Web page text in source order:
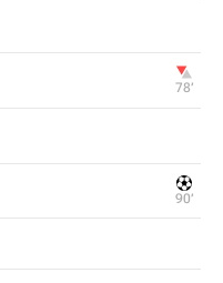
78‎’‎
90‎’‎